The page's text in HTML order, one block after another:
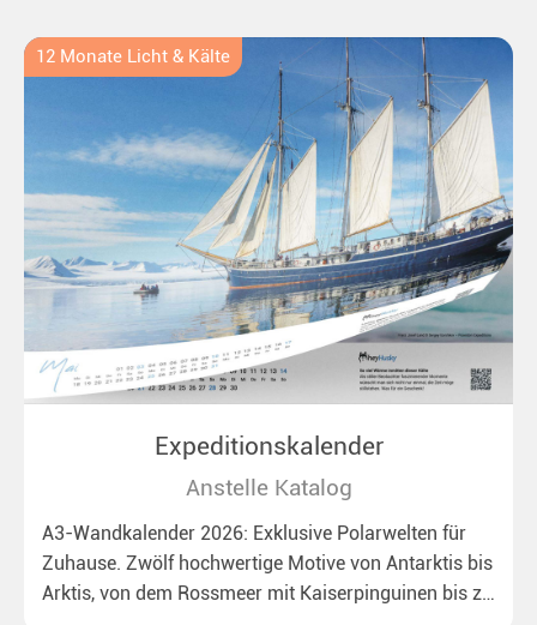
12 Monate Licht & Kälte
Expeditionskalender
Anstelle Katalog
A3-Wandkalender 2026: Exklusive Polarwelten für
Zuhause. Zwölf hochwertige Motive von Antarktis bis
Arktis, von dem Rossmeer mit Kaiserpinguinen bis zu